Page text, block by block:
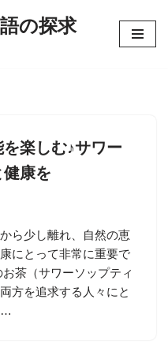
の探求
楽しむ♪サワー
康を
ら少し離れ、自然の恵
にとって非常に重要で
茶（サワーソップティ
方を追求する人々にと
…